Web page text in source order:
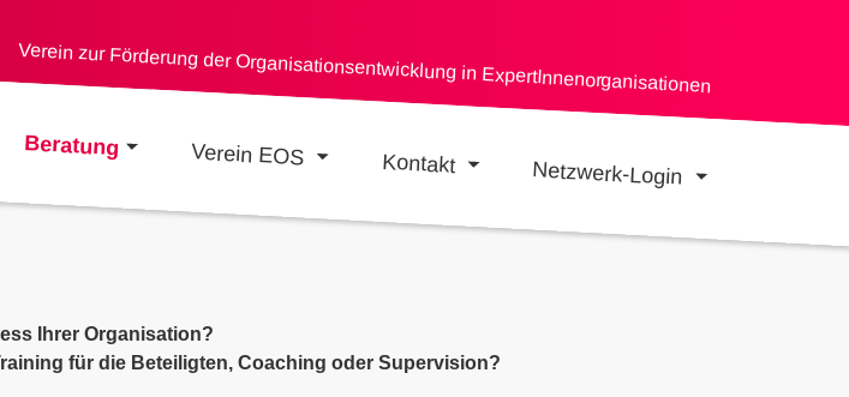
Verein zur Förderung der Organisationsentwicklung in ExpertInnenorganisationen
Beratung Verein EOS Kontakt Netzwerk-Login
Ihrer Organisation?
für die Beteiligten, Coaching oder Supervision?